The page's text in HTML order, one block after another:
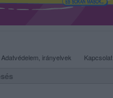
Adatvédelem, irányelvek Kapcsolat